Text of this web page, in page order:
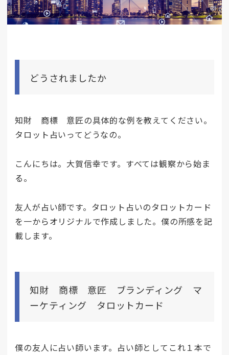
どうされましたか
知財 商標 意匠の具体的な例を教えてください。
タロット占いってどうなの。
こんにちは。大賀信幸です。すべては観察から始ま
る。
友人が占い師です。タロット占いのタロットカード
を一からオリジナルで作成しました。僕の所感を記
載します。
知財 商標 意匠 ブランディング マ
ーケティング タロットカード
僕の友人に占い師います。占い師としてこれ１本で